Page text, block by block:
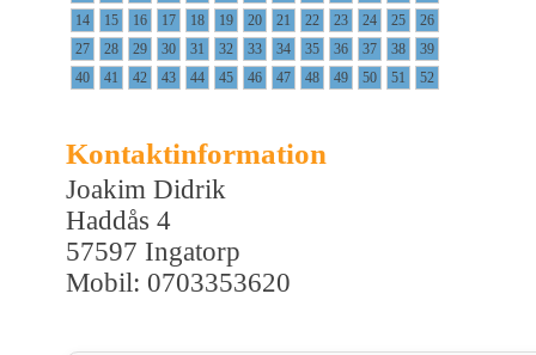
14
15 16 17 18 19 20 21 22 23 24 25
26
27
28 29 30 31 32 33 34 35 36 37 38
39
40
41 42 43 44 45 46 47 48 49 50 51 52
Kontaktinformation
Joakim Didrik
Haddås 4
57597 Ingatorp
Mobil: 0703353620